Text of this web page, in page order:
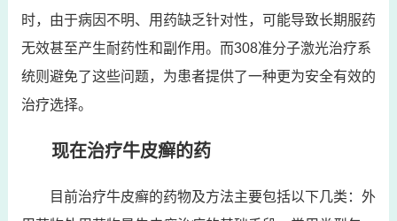
时，由于病因不明、用药缺乏针对性，可能导致长期服药
无效甚至产生耐药性和副作用。而308准分子激光治疗系
统则避免了这些问题，为患者提供了一种更为安全有效的
治疗选择。
现在治疗牛皮癣的药
目前治疗牛皮癣的药物及方法主要包括以下几类：外